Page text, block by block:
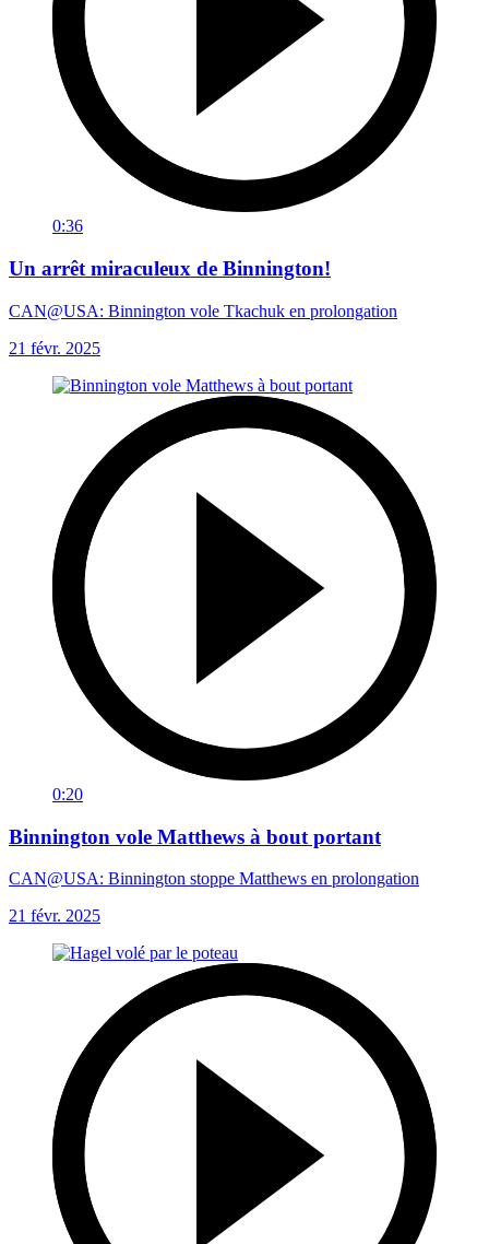
0:36
Un arrêt miraculeux de Binnington!
CAN@USA: Binnington vole Tkachuk en prolongation
21 févr. 2025
0:20
Binnington vole Matthews à bout portant
CAN@USA: Binnington stoppe Matthews en prolongation
21 févr. 2025